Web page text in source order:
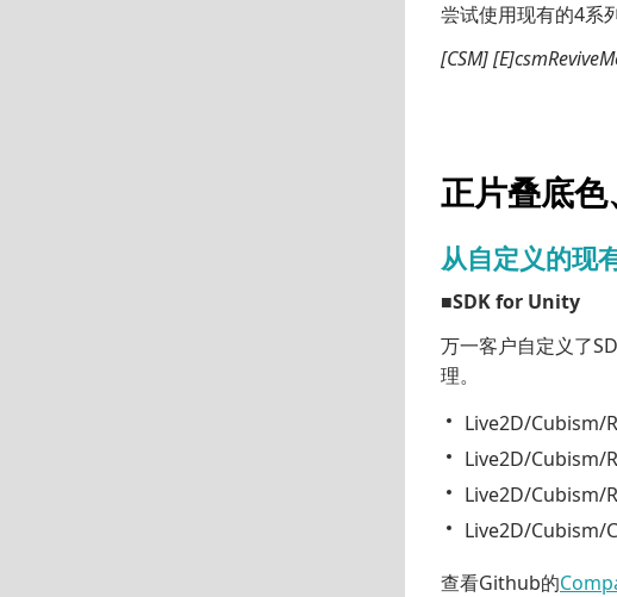
尝试使用现有的4系
[CSM]
正片叠底
从自定义的现
■SDK for Unity
万一客户自定义了
理。
Live2D/Cubism/
Live2D/Cubism/
Live2D/Cubism/
Live2D/Cubism/
查看Github的